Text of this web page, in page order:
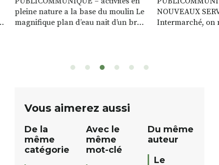
pleine nature a la base du moulin Le
magnifique plan d’eau nait d’un bras
canoé / kayak 1 à 3 places, en paddle
NOUVEAUX
Intermarché, on
Vous aimerez aussi
De la
même
catégorie
Avec le
même
mot-clé
Du même
auteur
Le